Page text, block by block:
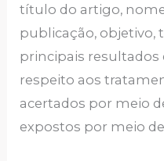
título do artigo,
publicação, objetivo,
principais resultados
respeito aos
acertados por meio
expostos por meio